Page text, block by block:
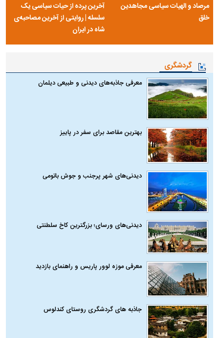
مرصاد و الهیات سیاسی مجاهدین
خلق
آخرین پرده از حیات سیاسی یک
سلسله | روایتی از آخرین مصاحبه‌ی
شاه در ایران
گردشگری
معرفی جاذبه‌های دیدنی و طبیعی دیلمان
بهترین مقاصد برای سفر در پاییز
دیدنی‌های شهر پرجنب و جوش باتومی
دیدنی‌های ورسای؛ بزرگترین کاخ سلطنتی
معرفی موزه لوور پاریس و راهنمای بازدید
جاذبه های گردشگری روستای کندلوس